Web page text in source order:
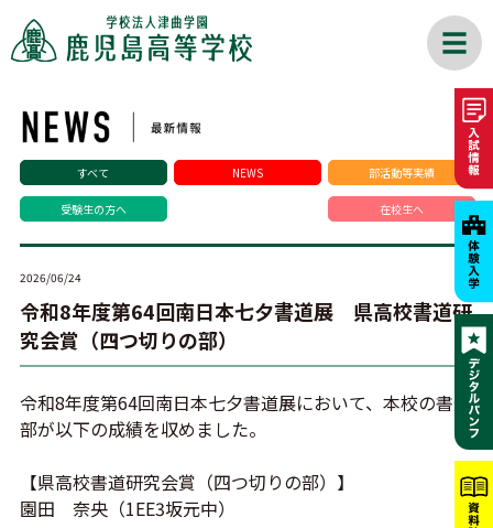
すべて NEWS 部活動等実績
受験生の方へ 在校生へ
2026/06/24
令和8年度第64回南日本七夕書道展 県高校書道研
究会賞（四つ切りの部）
令和8年度第64回南日本七夕書道展において、本校の書道
部が以下の成績を収めました。
【県高校書道研究会賞（四つ切りの部）】
園田 奈央（1EE3坂元中）